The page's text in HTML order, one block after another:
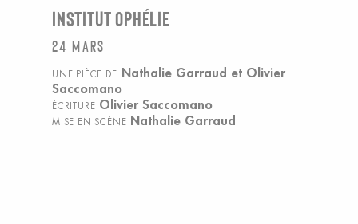
INSTITUT OPHÉLIE
24 mars
UNE PIÈCE DE
Nathalie Garraud et Olivier
Saccomano
ÉCRITURE Olivier Saccomano
MISE EN SCÈNE Nathalie Garraud